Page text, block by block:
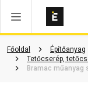
Főoldal Építőanyag
Tetőcserép,
Bramac műanyag
Vásárlói vélemények